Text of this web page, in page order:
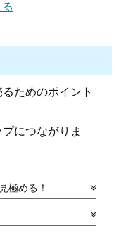
ためのポイント
につながりま
極める！